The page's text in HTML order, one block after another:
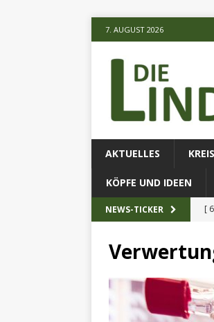
7. AUGUST 2026
AKTUELLES
KÖPFE UND IDEEN
NEWS-TICKER [
[